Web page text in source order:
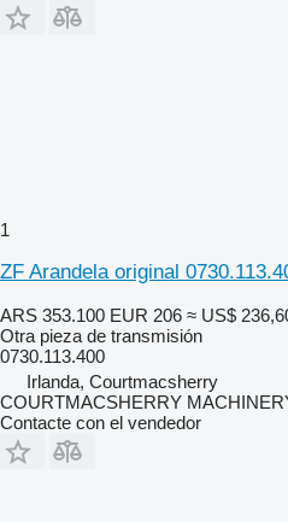
1
ZF Arandela original
ARS 353.100 EUR 206 ≈ US$
Otra pieza de transmisión
0730.113.400
Irlanda, Courtmacsherry
COURTMACSHERRY
Contacte con el vendedor